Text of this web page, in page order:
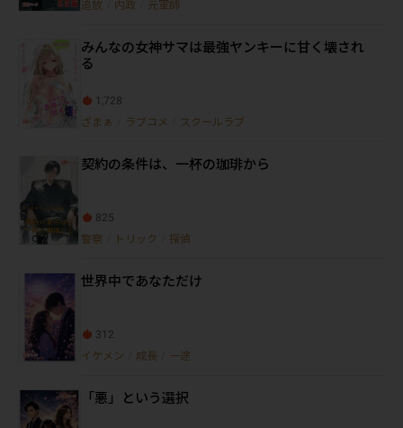
追放 内政 元軍師
みんなの女神サマは最強ヤンキーに甘く壊され
る
1,728
ざまぁ ラブコメ スクールラブ
契約の条件は、一杯の珈琲から
825
警察 トリック 探偵
世界中であなただけ
312
イケメン 成長 一途
「悪」という選択